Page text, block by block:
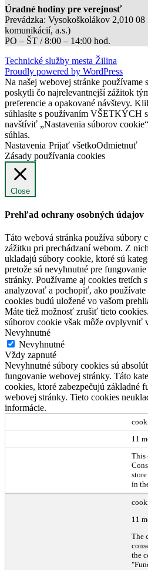
Úradné hodiny pre verejnosť
Prevádzka: Vysokoškolákov 2,010
komunikácií, a.s.)
PO – ŠT / 8:00 – 14:00 hod.
Technické služby mesta Žilina
Proudly powered by WordPress
Na našej webovej stránke používame
poskytli čo najrelevantnejší zážitok
preferencie a opakované návštevy.
súhlasíte s používaním VŠETKÝCH
navštíviť „Nastavenia súborov
súhlas.
Nastavenia Prijať všetkoOdmietnuť
Zásady používania cookies
Close
Prehľad ochrany osobných údajov
Táto webová stránka používa súbory
zážitku pri prechádzaní webom. Z
ukladajú súbory cookie, ktoré sú
pretože sú nevyhnutné pre
stránky. Používame aj cookies tretích
analyzovať a pochopiť, ako
cookies budú uložené vo vašom
Máte tiež možnosť zrušiť tieto
súborov cookie však môže ovplyvniť
Nevyhnutné
Nevyhnutné
Vždy zapnuté
Nevyhnutné súbory cookies sú
fungovanie webovej stránky. Táto
cookies, ktoré zabezpečujú základné
webovej stránky. Tieto cookies
informácie.
11
This
in
11
The
the